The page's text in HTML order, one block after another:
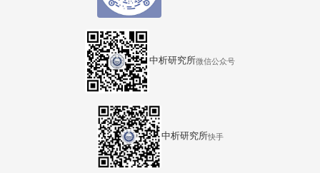
中析研究所微信公众号
中析研究所快手